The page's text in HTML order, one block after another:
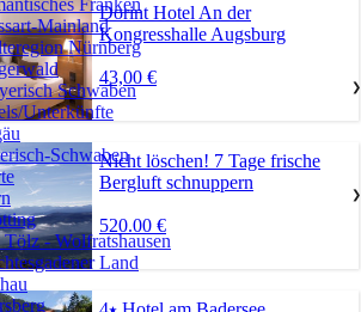
Dorint Hotel An der
Kongresshalle Augsburg
43,00 €
Nicht löschen! 7 Tage frische
Bergluft schnuppern
520.00 €
Franken
Mainland
Nürnberg
Schwaben
❯
Unterkünfte
Schwaben
❯
Tölz - Wolfratshausen
Land